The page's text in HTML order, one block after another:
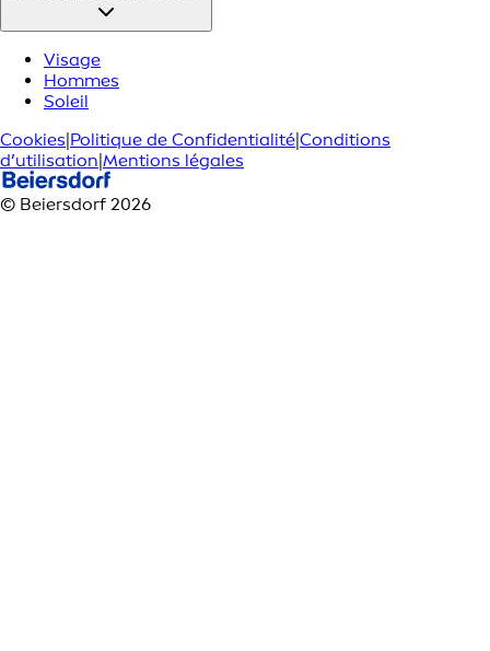
Visage
Hommes
Soleil
Cookies|Politique de Confidentialité|Conditions
d’utilisation|Mentions légales
© Beiersdorf 2026